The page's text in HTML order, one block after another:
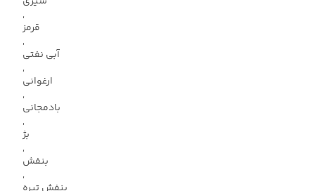
,
قرمز
,
آبی نفتی
,
ارغوانی
,
بادمجانی
,
بژ
,
بنفش
,